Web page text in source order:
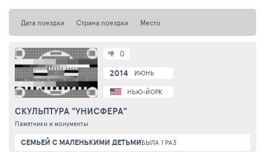
Дата поездки Страна поездки Место
2014 ИЮНЬ
НЬЮ-ЙОРК
СКУЛЬПТУРА "УНИСФЕРА"
Памятники и монументы
0
СЕМЬЕЙ С МАЛЕНЬКИМИ ДЕТЬМИБЫЛА 1 РАЗ